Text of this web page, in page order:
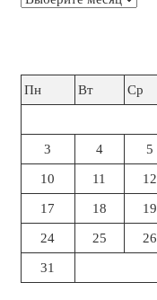
Пн
Вт Ср
3 4 5
10 11 12
17 18 19
24 25 26
31